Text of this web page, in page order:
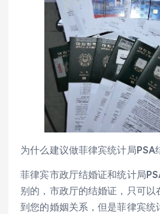
为什么建议做菲律宾统计局PSA
菲律宾市政厅结婚证和统计局
别的，市政厅的结婚证，只可以
到您的婚姻关系，但是菲律宾统